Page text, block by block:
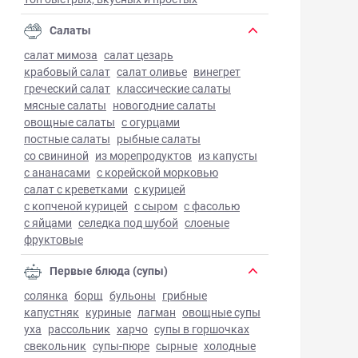
Салаты
салат мимоза салат цезарь
крабовый салат салат оливье винегрет
греческий салат классические салаты
мясные салаты новогодние салаты
овощные салаты с огурцами
постные салаты рыбные салаты
со свининой из морепродуктов из капусты
с ананасами с корейской морковью
салат с креветками с курицей
с копченой курицей с сыром с фасолью
с яйцами селедка под шубой слоеные
фруктовые
Первые блюда (супы)
солянка борщ бульоны грибные
капустняк куриные лагман овощные супы
уха рассольник харчо супы в горшочках
свекольник супы-пюре сырные холодные